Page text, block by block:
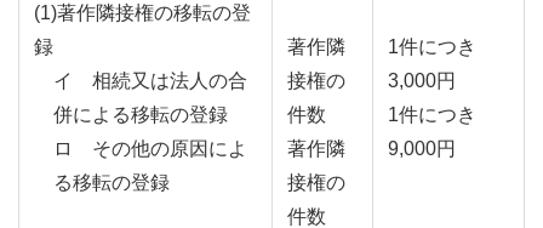
(1)著作隣接権の移転の登
録
イ 相続又は法人の合
併による移転の登録
ロ その他の原因によ
る移転の登録
著作隣
接権の
件数
著作隣
接権の
件数
1件につき
3,000円
1件につき
9,000円